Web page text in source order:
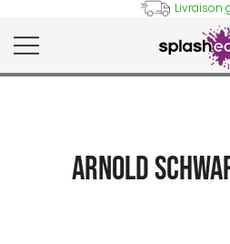
to
content
Livraison
Arnold